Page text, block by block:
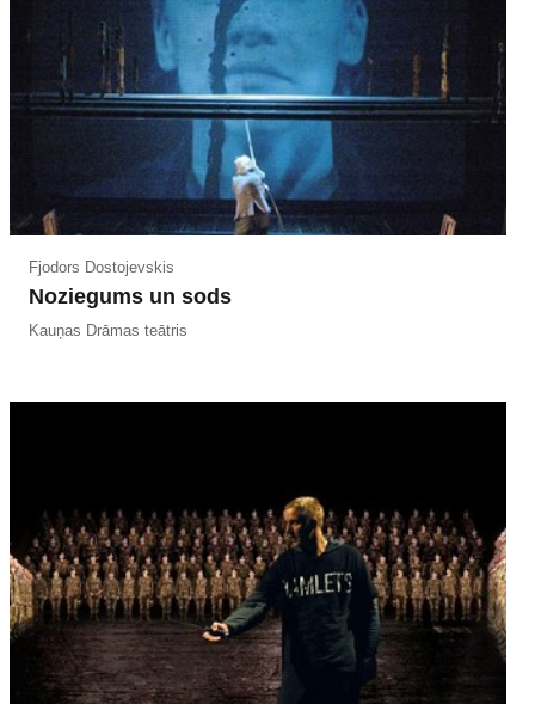
Fjodors Dostojevskis
Noziegums un sods
Kauņas Drāmas teātris